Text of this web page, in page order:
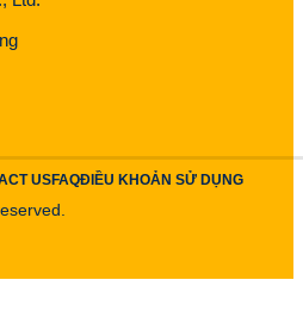
USFAQĐIỀU KHOẢN SỬ DỤNG